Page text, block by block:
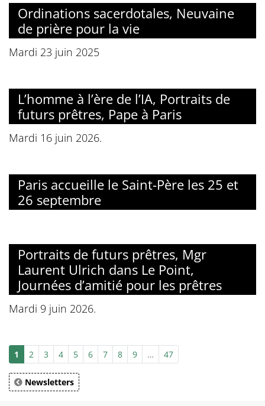
Ordinations sacerdotales, Neuvaine
de prière pour la vie
Mardi 23 juin 2025
L’homme à l’ère de l’IA, Portraits de
futurs prêtres, Pape à Paris
Mardi 16 juin 2026.
Paris accueille le Saint-Père les 25 et
26 septembre
Portraits de futurs prêtres, Mgr
Laurent Ulrich dans Le Point,
Journées d’amitié pour les prêtres
Mardi 9 juin 2026.
1 2 3 4 5 6 7 8 9 … 47
Newsletters